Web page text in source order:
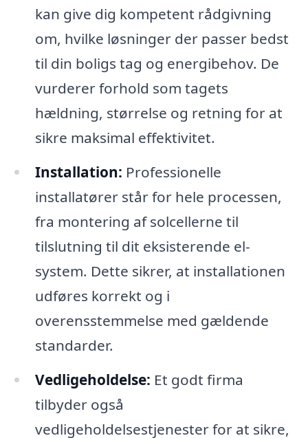
kan give dig kompetent rådgivning
om, hvilke løsninger der passer bedst
til din boligs tag og energibehov. De
vurderer forhold som tagets
hældning, størrelse og retning for at
sikre maksimal effektivitet.
Installation: Professionelle
installatører står for hele processen,
fra montering af solcellerne til
tilslutning til dit eksisterende el-
system. Dette sikrer, at installationen
udføres korrekt og i
overensstemmelse med gældende
standarder.
Vedligeholdelse: Et godt firma
tilbyder også
vedligeholdelsestjenester for at sikre,